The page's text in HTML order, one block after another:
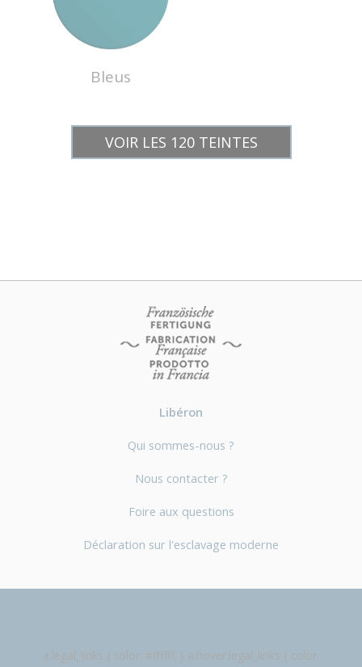
Bleus
VOIR LES 120 TEINTES
Libéron
Qui sommes-nous ?
Nous contacter ?
Foire aux questions
Déclaration sur l'esclavage moderne
a.legal_links { color: #ffffff; } a:hover.legal_links { color: